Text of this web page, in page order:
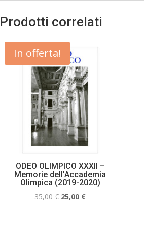
Prodotti correlati
In offerta!
ODEO OLIMPICO XXXII –
Memorie dell’Accademia
Olimpica (2019-2020)
35,00€ Il
25,00 €Il